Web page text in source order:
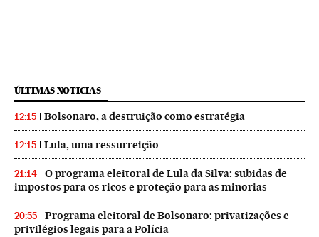
ÚLTIMAS NOTICIAS
12:15 Bolsonaro, a destruição como estratégia
12:15 Lula, uma ressurreição
21:14
O programa eleitoral de Lula da Silva: subidas de
impostos para os ricos e proteção para as minorias
20:55
Programa eleitoral de Bolsonaro: privatizações e
privilégios legais para a Polícia